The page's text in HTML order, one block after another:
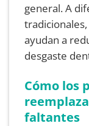
general. A
ayudan a
desgaste
Cómo los
faltantes